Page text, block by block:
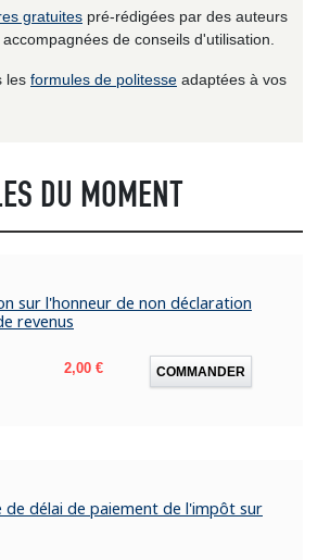
gratuites pré-rédigées par des auteurs
de conseils d'utilisation.
les formules de politesse adaptées à vos
DU MOMENT
sur l'honneur de non déclaration
revenus
Prix
2,00 € COMMANDER
de délai de paiement de l'impôt sur